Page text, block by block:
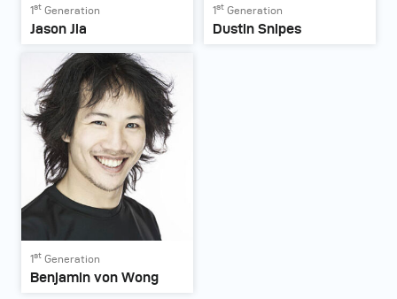
1st Generation
Jason Jia
1st Generation
Dustin Snipes
1st Generation
Benjamin von Wong